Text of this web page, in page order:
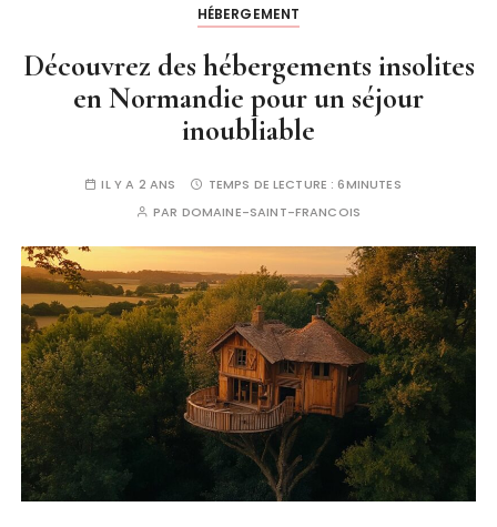
HÉBERGEMENT
Découvrez des hébergements insolites
en Normandie pour un séjour
inoubliable
IL Y A 2 ANS TEMPS DE LECTURE :6MINUTES
PAR DOMAINE-SAINT-FRANCOIS